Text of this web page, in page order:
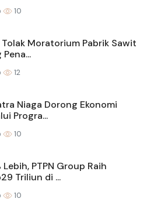
10
Moratorium Pabrik Sawit
12
Niaga Dorong Ekonomi
Progra...
10
PTPN Group Raih
Triliun di ...
10